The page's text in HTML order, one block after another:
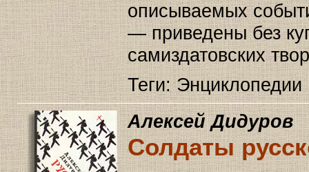
описываемых
— приведены без
самиздатовских
Теги:
Алексей Дидуров
Солдаты